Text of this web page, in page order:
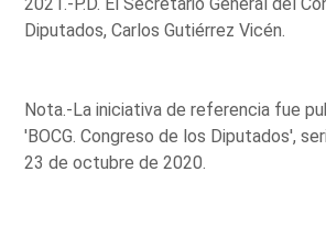
Diputados, Carlos Gutiérrez Vicén.
Nota.-La iniciativa de referencia fue
'BOCG. Congreso de los Diputados',
23 de octubre de 2020.